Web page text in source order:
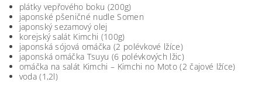
plátky vepřového boku (200g)
japonské pšeničné nudle Somen
japonský sezamový olej
korejský salát Kimchi (100g)
japonská sójová omáčka (2 polévkové lžíce)
japonská omáčka Tsuyu (6 polévkových lžic)
omáčka na salát Kimchi – Kimchi no Moto (2 čajové lžíce)
voda (1,2l)